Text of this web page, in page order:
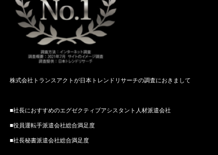
株式会社トランスアクトが日本トレンドリサーチの調査におきまして
■社長におすすめのエグゼクティブアシスタント人材派遣会社
■役員運転手派遣会社総合満足度
■社長秘書派遣会社総合満足度